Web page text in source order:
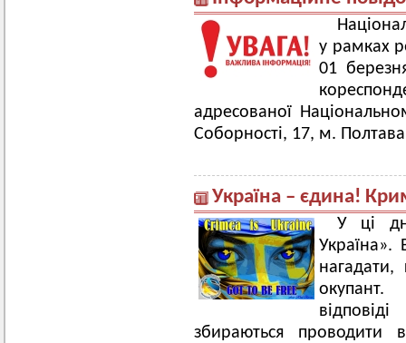
у рамках
01
адресованої
Соборності, 17, м.
Україна – єдина!
У ці
Україна».
окупант.
збираються проводити